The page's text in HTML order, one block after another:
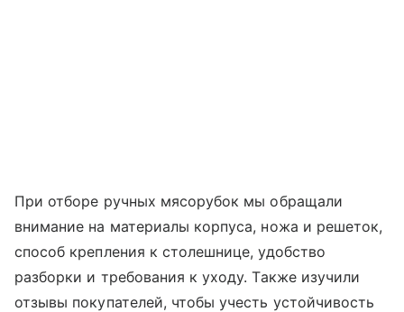
При отборе ручных мясорубок мы обращали
внимание на материалы корпуса, ножа и решеток,
способ крепления к столешнице, удобство
разборки и требования к уходу. Также изучили
отзывы покупателей, чтобы учесть устойчивость